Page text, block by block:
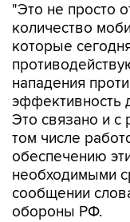
"Это не просто
количество
которые
нападения
эффективность
Это связано и с
том числе
обеспечению
необходимыми
сообщении
обороны РФ.